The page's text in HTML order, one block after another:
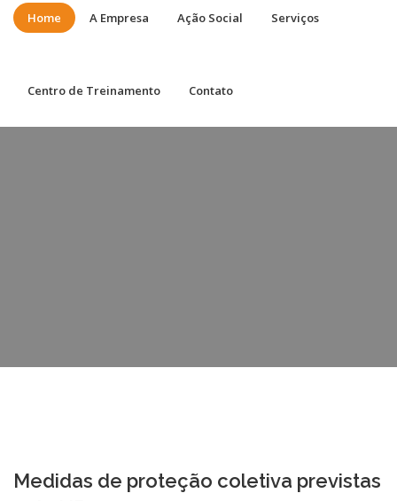
Home A Empresa Ação Social Serviços
Centro de Treinamento Contato
Medidas de proteção coletiva previstas